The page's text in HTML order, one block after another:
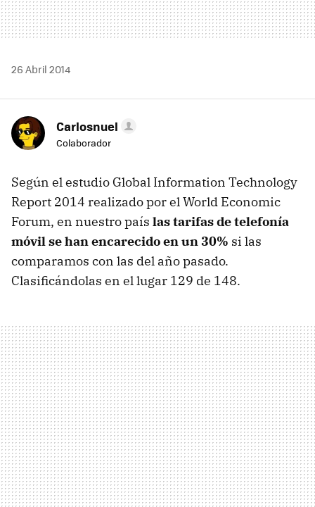
26 Abril 2014
Carlosnuel
Colaborador
Según el estudio Global Information Technology
Report 2014 realizado por el World Economic
Forum, en nuestro país las tarifas de telefonía
móvil se han encarecido en un 30% si las
comparamos con las del año pasado.
Clasificándolas en el lugar 129 de 148.